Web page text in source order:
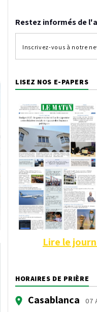
Restez informés de
LISEZ NOS E-PAPERS
Lire le
HORAIRES DE PRIÈRE
Casablanca 07